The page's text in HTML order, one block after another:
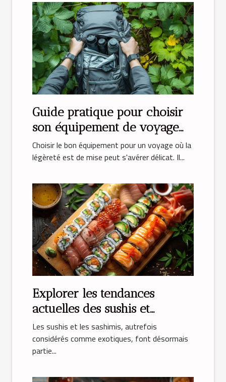
Guide pratique pour choisir
son équipement de voyage
léger
Choisir le bon équipement pour un voyage où la
légèreté est de mise peut s'avérer délicat. Il...
Explorer les tendances
actuelles des sushis et
sashimis
Les sushis et les sashimis, autrefois
considérés comme exotiques, font désormais
partie...